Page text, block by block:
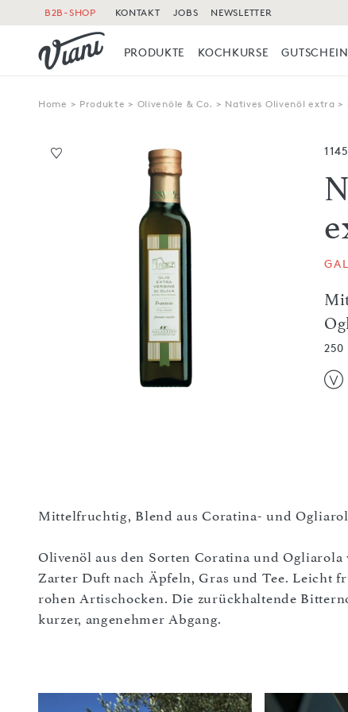
B2B-SHOP KONTAKT JOBS NEWSLETTER
PRODUKTE KOCHKURSE
Home > Produkte > Olivenöle & Co. > Natives Olivenöl extra >
1145
250
Mittelfruchtig, Blend aus Coratina- und
Olivenöl aus den Sorten Coratina und
Zarter Duft nach Äpfeln, Gras und Tee. Leicht
rohen Artischocken. Die zurückhaltende
kurzer, angenehmer Abgang.